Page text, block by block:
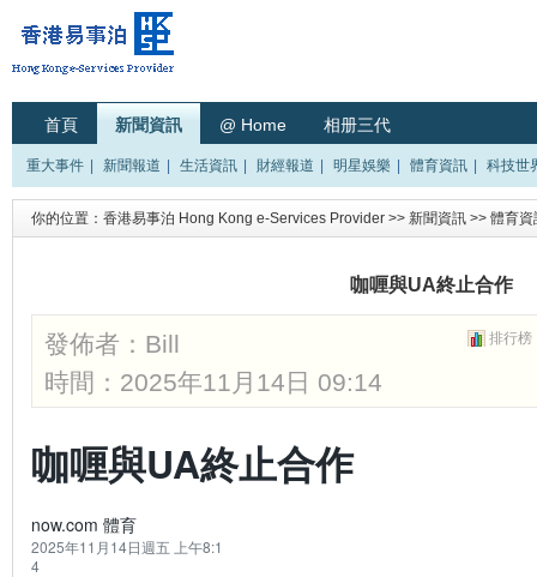
首頁 新聞資訊 @ Home 相册三代
重大事件 新聞報道 生活資訊 財經報道 明星娛樂 體育資訊 科技世
你的位置： 香港易事泊 Hong Kong e-Services Provider >> 新聞資訊 >> 體育資
咖喱與UA終止合作
排行榜
發佈者： Bill
時間：2025年11月14日 09:14
咖喱與UA終止合作
now.com 體育
2025年11月14日週五 上午8:1
4